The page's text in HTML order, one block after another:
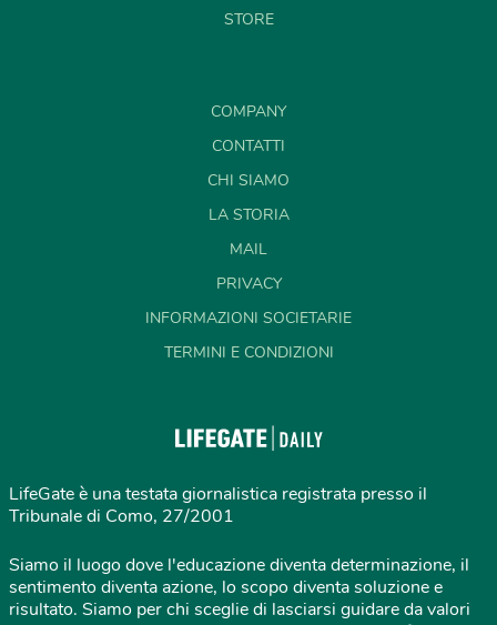
STORE
COMPANY
CONTATTI
CHI SIAMO
LA STORIA
MAIL
PRIVACY
INFORMAZIONI SOCIETARIE
TERMINI E CONDIZIONI
LifeGate è una testata giornalistica registrata presso il
Tribunale di Como, 27/2001
Siamo il luogo dove l'educazione diventa determinazione, il
sentimento diventa azione, lo scopo diventa soluzione e
risultato. Siamo per chi sceglie di lasciarsi guidare da valori